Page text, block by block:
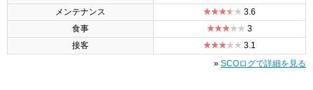
メンテナンス
3.6
食事
3
接客
3.1
» SCOログで詳細を見る